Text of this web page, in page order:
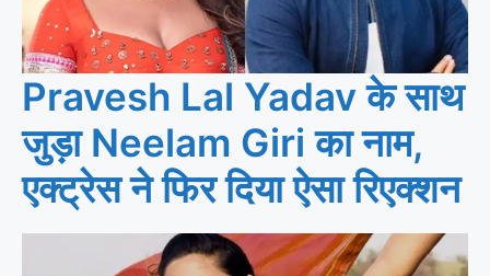
Pravesh Lal Yadav के साथ
जुड़ा Neelam Giri का नाम,
एक्ट्रेस ने फिर दिया ऐसा रिएक्शन